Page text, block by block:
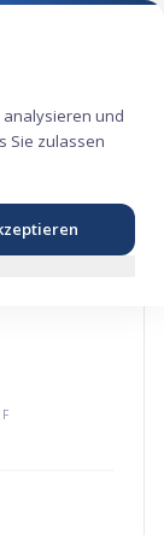
2020
analysieren und
Sie zulassen